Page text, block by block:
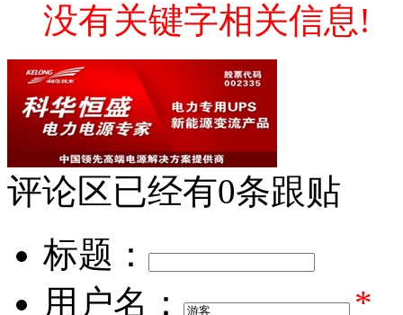
没有关键字相关信息!
评论区已经有0条跟贴
标题：
用户名：
*